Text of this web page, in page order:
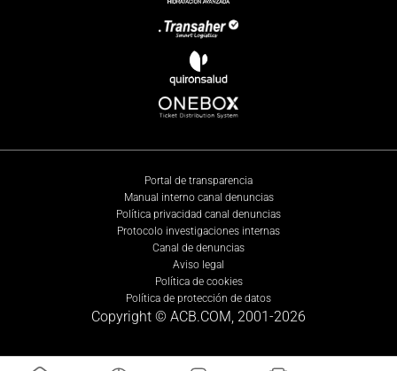
Portal de transparencia
Manual interno canal denuncias
Política privacidad canal denuncias
Protocolo investigaciones internas
Canal de denuncias
Aviso legal
Política de cookies
Política de protección de datos
Copyright © ACB.COM, 2001-2026